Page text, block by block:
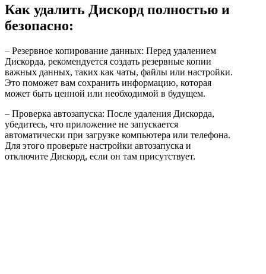
Как удалить Дискорд полностью и
безопасно:
– Резервное копирование данных: Перед удалением
Дискорда, рекомендуется создать резервные копии
важных данных, таких как чаты, файлы или настройки.
Это поможет вам сохранить информацию, которая
может быть ценной или необходимой в будущем.
– Проверка автозапуска: После удаления Дискорда,
убедитесь, что приложение не запускается
автоматически при загрузке компьютера или телефона.
Для этого проверьте настройки автозапуска и
отключите Дискорд, если он там присутствует.